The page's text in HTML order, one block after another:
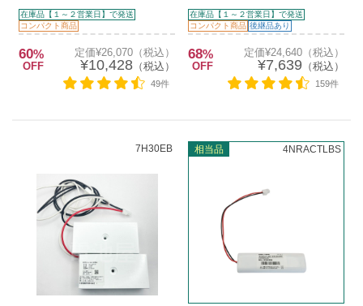
在庫品【１～２営業日】で発送
コンパクト商品
60%
OFF
定価¥26,070（税込）
¥10,428（税込）
49件
在庫品【１～２営業日】で発送
コンパクト商品 後継品あり
68%
OFF
定価¥24,640（税込）
¥7,639 （税込）
159件
7H30EB 相当品 4NRACTLBS